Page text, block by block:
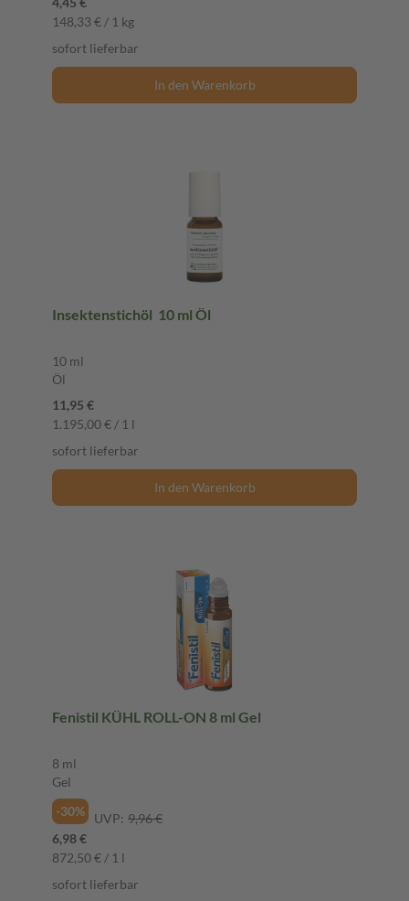
148,33 € / 1 kg
sofort lieferbar
In den Warenkorb
Insektenstichöl 10 ml Öl
10 ml
Öl
11,95 €
1.195,00 € / 1 l
sofort lieferbar
In den Warenkorb
Fenistil KÜHL ROLL-ON 8 ml Gel
8 ml
Gel
-30%
UVP: 9,96 €
6,98 €
872,50 € / 1 l
sofort lieferbar